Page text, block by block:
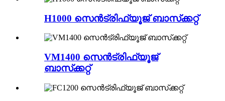
H1000 സെൻട്രിഫ്യൂജ് ബാസ്‌ക്കറ്റ്
VM1400 സെൻട്രിഫ്യൂജ്
ബാസ്‌ക്കറ്റ്